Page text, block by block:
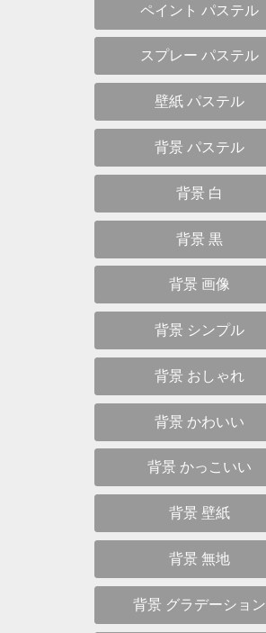
ペイント パステル
スプレー パステル
壁紙 パステル
背景 パステル
背景 白
背景 黒
背景 画像
背景 シンプル
背景 おしゃれ
背景 かわいい
背景 かっこいい
背景 壁紙
背景 無地
背景 グラデーション